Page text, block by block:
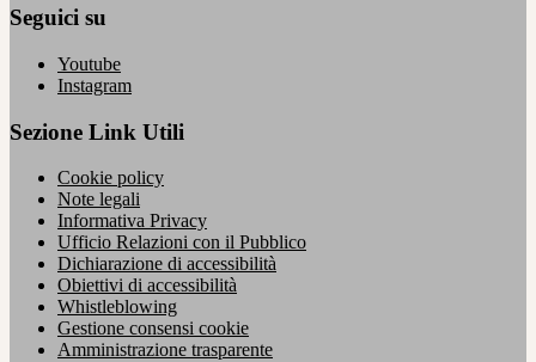
Seguici su
Youtube
Instagram
Sezione Link Utili
Cookie policy
Note legali
Informativa Privacy
Ufficio Relazioni con il Pubblico
Dichiarazione di accessibilità
Obiettivi di accessibilità
Whistleblowing
Gestione consensi cookie
Amministrazione trasparente